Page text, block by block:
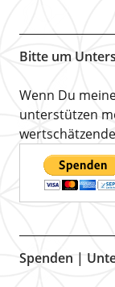
Bitte um
Wenn Du
unterstützen
Spenden |